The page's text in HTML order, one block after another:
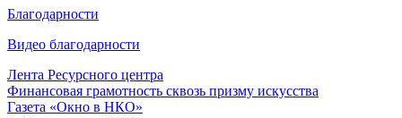
Благодарности
Видео благодарности
Лента Ресурсного центра
Финансовая грамотность сквозь призму искусства
Газета «Окно в НКО»